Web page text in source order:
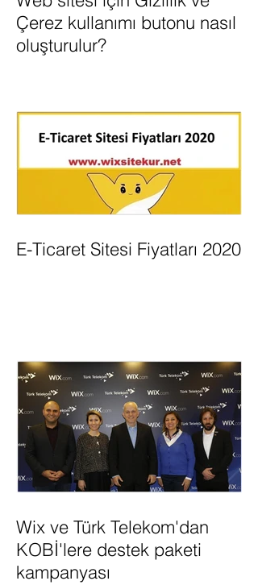
Çerez kullanımı butonu nasıl
oluşturulur?
E-Ticaret Sitesi Fiyatları 2020
Wix ve Türk Telekom'dan
KOBİ'lere destek paketi
kampanyası